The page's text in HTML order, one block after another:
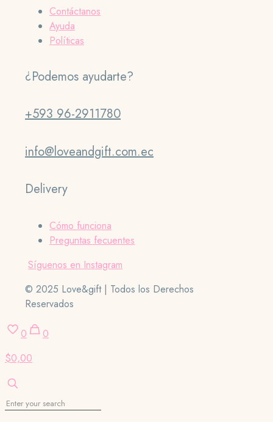
Contáctanos
Ayuda
Políticas
¿Podemos ayudarte?
+593 96-2911780
info@loveandgift.com.ec
Delivery
Cómo funciona
Preguntas fecuentes
Síguenos en Instagram
© 2025 Love&gift | Todos los Derechos
Reservados
0
0
$0,00